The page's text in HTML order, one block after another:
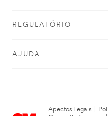
REGULATÓRIO
AJUDA
Apectos Legais